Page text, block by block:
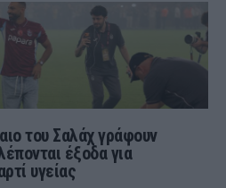
του Σαλάχ γράφουν
έξοδα για
υγείας